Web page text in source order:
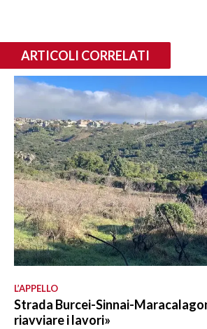
ARTICOLI CORRELATI
L’APPELLO
Strada Burcei-Sinnai-
riavviare i lavori»